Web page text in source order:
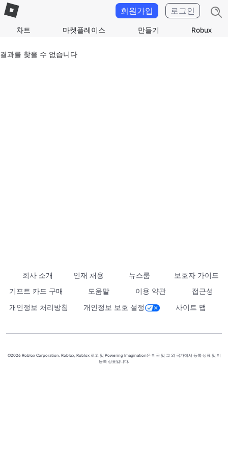
차트 마켓플레이스 만들기 Robux
회원가입 로그인
결과를 찾을 수 없습니다
회사 소개 인재 채용 뉴스룸
보호자 가이드
기프트 카드 구매
도움말 이용 약관
접근성
개인정보 처리방침
개인정보 보호 설정 사이트 맵
©2026 Roblox Corporation. Roblox, Roblox 로고 및 Powering Imagination은 미국 및 그 외 국가에서 등록 상표 및 미
등록 상표입니다.